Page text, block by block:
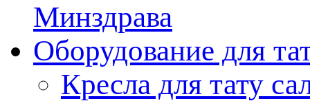
Минздрава
Оборудование для
Кресла для тату